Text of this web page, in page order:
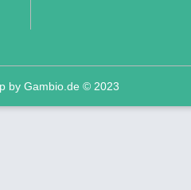
by Gambio.de © 2023